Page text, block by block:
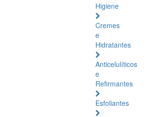
Higiene
Cremes
e
Hidratantes
Anticelulíticos
e
Refirmantes
Esfoliantes